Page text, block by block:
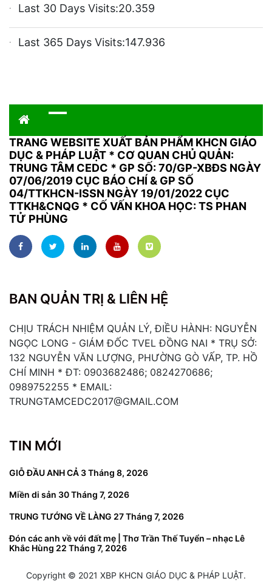
Last 30 Days Visits:20.359
Last 365 Days Visits:147.936
TRANG WEBSITE XUẤT BẢN PHẨM KHCN GIÁO
DỤC & PHÁP LUẬT * CƠ QUAN CHỦ QUẢN:
TRUNG TÂM CEDC * GP SỐ: 70/GP-XBĐS NGÀY
07/06/2019 CỤC BÁO CHÍ & GP SỐ
04/TTKHCN-ISSN NGÀY 19/01/2022 CỤC
TTKH&CNQG * CỐ VẤN KHOA HỌC: TS PHAN
TỬ PHÙNG
BAN QUẢN TRỊ & LIÊN HỆ
CHỊU TRÁCH NHIỆM QUẢN LÝ, ĐIỀU HÀNH: NGUYỄN
NGỌC LONG - GIÁM ĐỐC TVEL ĐỒNG NAI * TRỤ SỞ:
132 NGUYỄN VĂN LƯỢNG, PHƯỜNG GÒ VẤP, TP. HỒ
CHÍ MINH * ĐT: 0903682486; 0824270686;
0989752255 * EMAIL:
TRUNGTAMCEDC2017@GMAIL.COM
TIN MỚI
GIỖ ĐẦU ANH CẢ 3 Tháng 8, 2026
Miền di sản 30 Tháng 7, 2026
TRUNG TƯỚNG VỀ LÀNG 27 Tháng 7, 2026
Đón các anh về với đất mẹ | Thơ Trần Thế Tuyển – nhạc Lê
Khắc Hùng 22 Tháng 7, 2026
Copyright © 2021 XBP KHCN GIÁO DỤC & PHÁP LUẬT.